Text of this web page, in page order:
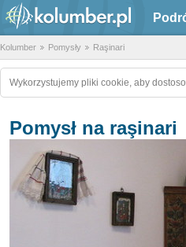
Kolumber Pomysły Raşinari
Wykorzystujemy pliki cookie, aby
Pomysł na raşinari